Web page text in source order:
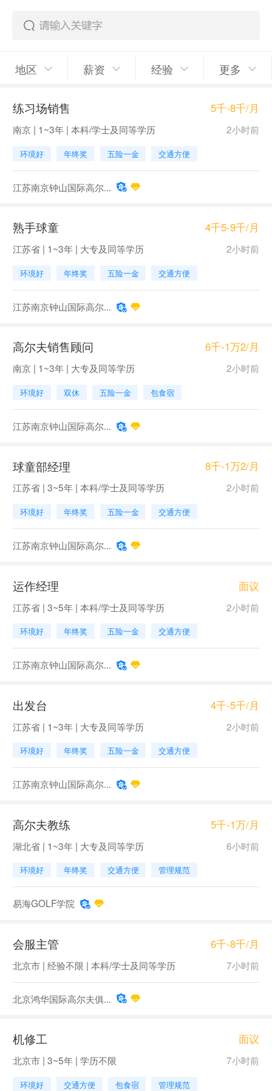
地区 薪资 经验 更多
练习场销售 5千-8千/月
南京 | 1~3年 | 本科/学士及同等学历 2小时前
环境好 年终奖 五险一金 交通方便
江苏南京钟山国际高尔...
熟手球童 4千5-9千/月
江苏省 | 1~3年 | 大专及同等学历 2小时前
环境好 年终奖 五险一金 交通方便
江苏南京钟山国际高尔...
高尔夫销售顾问 6千-1万2/月
南京 | 1~3年 | 大专及同等学历 2小时前
环境好 双休 五险一金 包食宿
江苏南京钟山国际高尔...
球童部经理 8千-1万2/月
江苏省 | 3~5年 | 本科/学士及同等学历 2小时前
环境好 年终奖 五险一金 交通方便
江苏南京钟山国际高尔...
运作经理 面议
江苏省 | 3~5年 | 本科/学士及同等学历 2小时前
环境好 年终奖 五险一金 交通方便
江苏南京钟山国际高尔...
出发台 4千-5千/月
江苏省 | 1~3年 | 大专及同等学历 2小时前
环境好 年终奖 五险一金 交通方便
江苏南京钟山国际高尔...
高尔夫教练 5千-1万/月
湖北省 | 1~3年 | 大专及同等学历 6小时前
环境好 年终奖 交通方便 管理规范
易海GOLF学院
会服主管 6千-8千/月
北京市 | 经验不限 | 本科/学士及同等学历 7小时前
北京鸿华国际高尔夫俱...
机修工 面议
北京市 | 3~5年 | 学历不限 7小时前
环境好 交通方便 包食宿 管理规范